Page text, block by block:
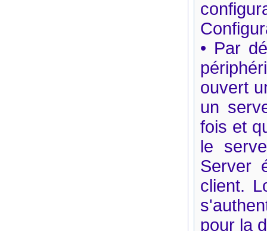
• Par
ouvert
un
fois et
le
Server
client.
pour la